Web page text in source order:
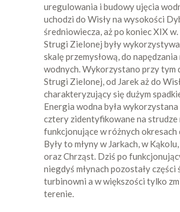
uregulowania i budowy ujęcia
uchodzi do Wisły na wysokości
średniowiecza, aż po koniec XIX
Strugi Zielonej były
skalę przemysłową, do napędzania
wodnych. Wykorzystano przy tym
Strugi Zielonej, od Jarek aż do
charakteryzujący się dużym
Energia wodna była wykorzystana
cztery zidentyfikowane na strudze
funkcjonujące w różnych okresach
Były to młyny w Jarkach, w
oraz Chrząst. Dziś po
niegdyś młynach pozostały części
turbinowni a w większości tylko
terenie.